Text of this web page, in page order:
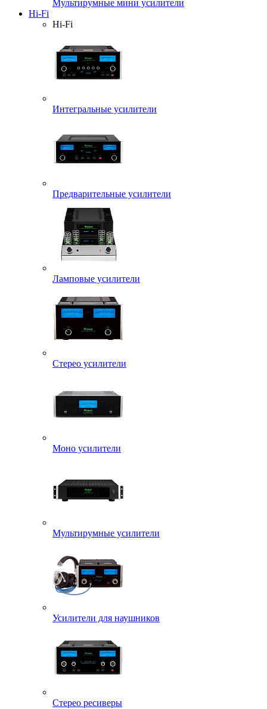
Мультирумные мини усилители
Hi-Fi
Hi-Fi
Интегральные усилители
Предварительные усилители
Ламповые усилители
Стерео усилители
Моно усилители
Мультирумные усилители
Усилители для наушников
Стерео ресиверы